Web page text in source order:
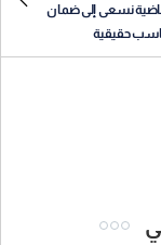
نسعى إلى ضمان
حقيقية